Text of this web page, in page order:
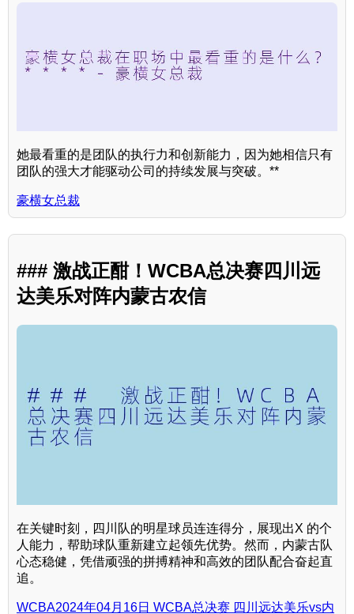
她最看重的是团队的执行力和创新能力，因为她相信只有
团队的强大才能驱动公司的持续发展与突破。**
豪横女总裁
### 激战正酣！WCBA总决赛四川远
达美乐对阵内蒙古农信
在关键时刻，四川队的明星球员连连得分，展现出X 的个
人能力，帮助球队重新建立起领先优势。然而，内蒙古队
心态稳健，凭借顽强的拼搏精神和高效的团队配合奋起直
追。
WCBA2024年04月16日 WCBA总决赛 四川远达美乐vs内